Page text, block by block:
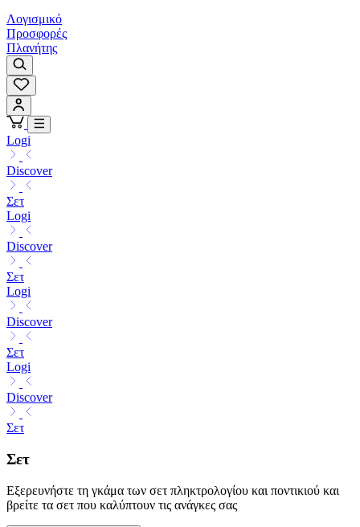
Λογισμικό
Προσφορές
Πλανήτης
Logi
Discover
Σετ
Logi
Discover
Σετ
Logi
Discover
Σετ
Logi
Discover
Σετ
Σετ
Εξερευνήστε τη γκάμα των σετ πληκτρολογίου και ποντικιού και
βρείτε τα σετ που καλύπτουν τις ανάγκες σας